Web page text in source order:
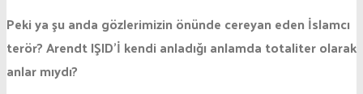
Peki ya şu anda gözlerimizin önünde cereyan eden İslamcı
terör? Arendt IŞID’İ kendi anladığı anlamda totaliter olarak
anlar mıydı?